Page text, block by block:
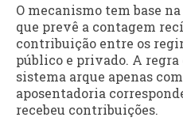
O mecanismo tem base
que prevê a contagem
contribuição entre os
público e privado. A regra
sistema arque apenas
aposentadoria
recebeu contribuições.